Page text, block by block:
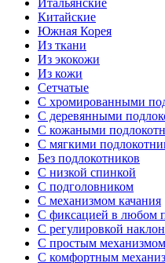
Китайские
Южная Корея
Из ткани
Из экокожи
Из кожи
Сетчатые
С хромированными
С деревянными
С кожаными
С мягкими
Без подлокотников
С низкой спинкой
С подголовником
С механизмом качания
С фиксацией в любом
С регулировкой
С простым механизмом
С комфортным